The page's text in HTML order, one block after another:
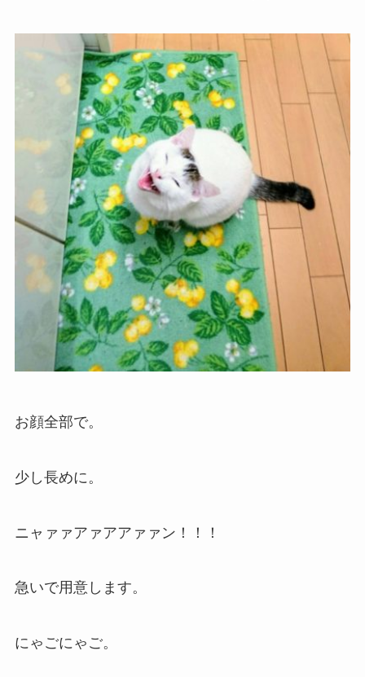
お顔全部で。
少し長めに。
ニャァァアァアアァァン！！！
急いで用意します。
にゃごにゃご。